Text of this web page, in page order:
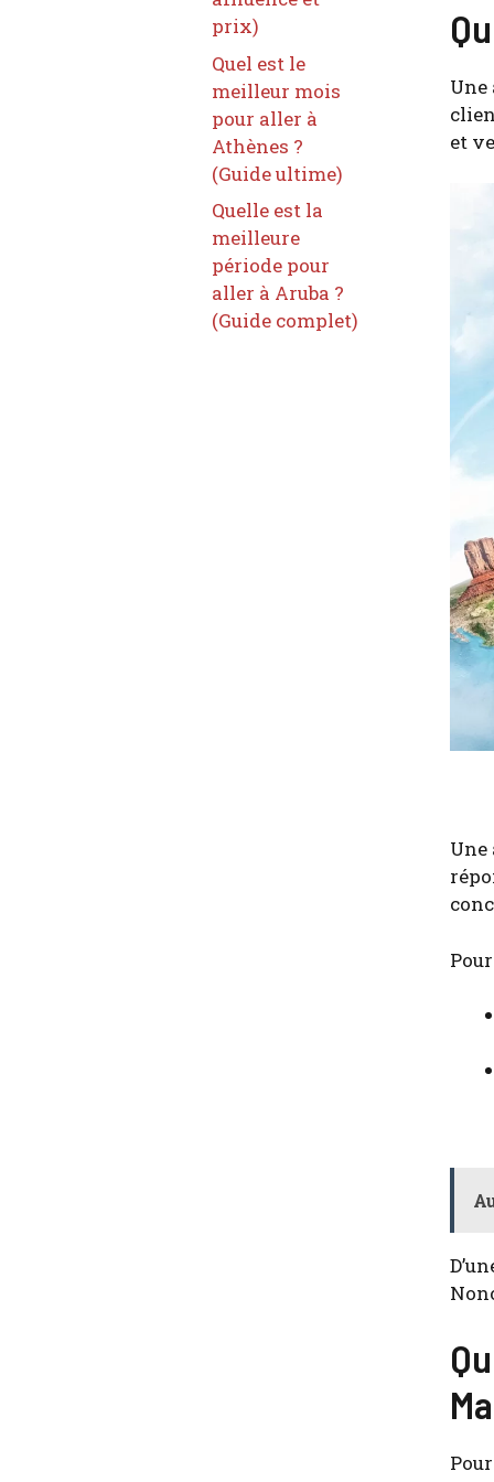
et
Une
prix)
Quel est le
meilleur mois
pour aller à
Athènes ?
(Guide ultime)
Quelle est la
meilleure
période pour
aller à Aruba ?
(Guide complet)